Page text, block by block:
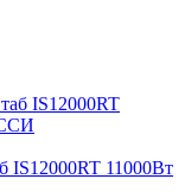
IS12000RT 11000Вт